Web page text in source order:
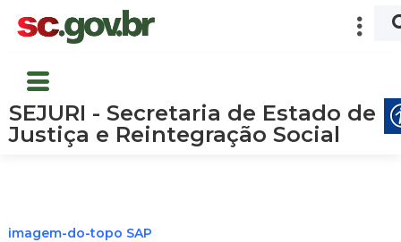
SEJURI - Secretaria de Estado de
Justiça e Reintegração Social
imagem-do-topo SAP